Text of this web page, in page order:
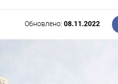
Обновлено:08.11.2022